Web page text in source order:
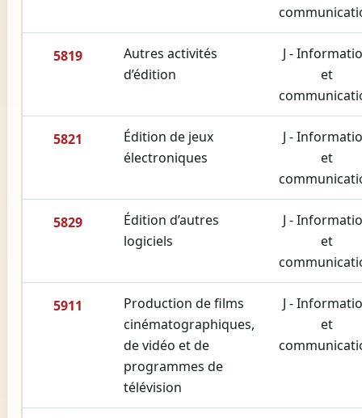
5819
Autres activités
d’édition
J -
et
5821
Édition de jeux
électroniques
J -
et
5829
Édition d’autres
logiciels
J -
et
5911
Production de films
cinématographiques,
de vidéo et de
programmes de
télévision
J -
et